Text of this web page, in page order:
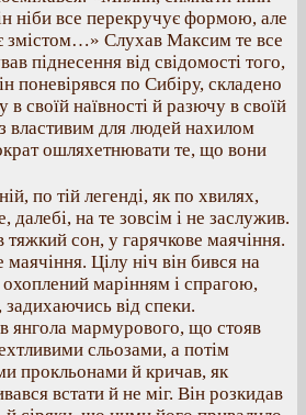
ніби все перекручує формою, але
змістом…» Слухав Максим те все
піднесення від свідомості того,
поневірявся по Сибіру, складено
своїй наївності й разючу в своїй
властивим для людей нахилом
ошляхетнювати те, що вони
по тій легенді, як по хвилях,
далебі, на те зовсім і не заслужив.
тяжкий сон, у гарячкове маячіння.
Цілу ніч він бився на
марінням і спрагою,
задихаючись від спеки.
янгола мармурового, що стояв
сльозами, а потім
прокльонами й кричав, як
встати й не міг. Він розкидав